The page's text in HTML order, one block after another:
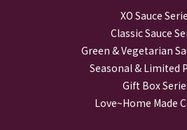
XO Sauce
Classic Sauce
Green & Vegetarian
Seasonal & Limited
Gift Box
Love~Home Made